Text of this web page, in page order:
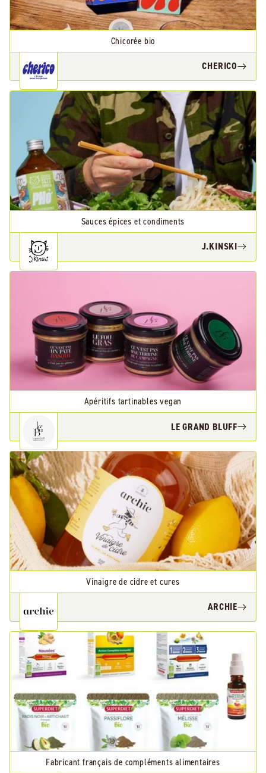
Chicorée bio
CHERICO
Sauces épices et condiments
J.KINSKI
Apéritifs tartinables vegan
LE GRAND BLUFF
Vinaigre de cidre et cures
ARCHIE
Fabricant français de compléments alimentaires